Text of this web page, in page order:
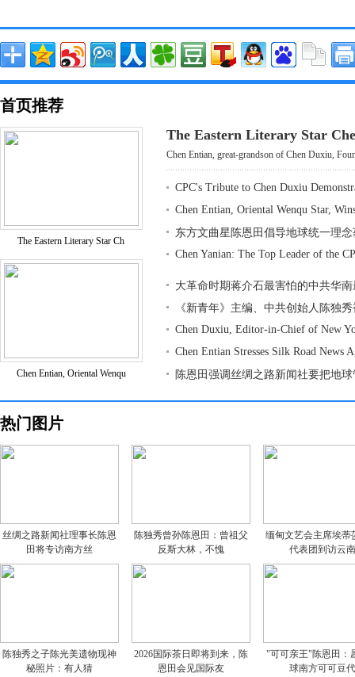
首页推荐
The Eastern Literary Star Ch
Chen Entian, Oriental Wenqu
The Eastern Literary Star
Chen Entian, great-grandson of Chen Duxiu,
CPC's Tribute to Chen Duxiu
Chen Entian, Oriental Wenqu Star,
东方文曲星陈恩田倡导地球统一理
Chen Yanian: The Top Leader of the
大革命时期蒋介石最害怕的中共华
《新青年》主编、中共创始人陈独
Chen Duxiu, Editor-in-Chief of New
Chen Entian Stresses Silk Road News
陈恩田强调丝绸之路新闻社要把地
热门图片
丝绸之路新闻社理事长陈恩
田将专访南方丝
陈独秀曾孙陈恩田：曾祖父
反斯大林，不愧
缅甸文艺会主席埃蒂
代表团到访云南
陈独秀之子陈光美遗物现神
秘照片：有人猜
2026国际茶日即将到来，陈
恩田会见国际友
"可可亲王"陈恩田：
球南方可可豆代